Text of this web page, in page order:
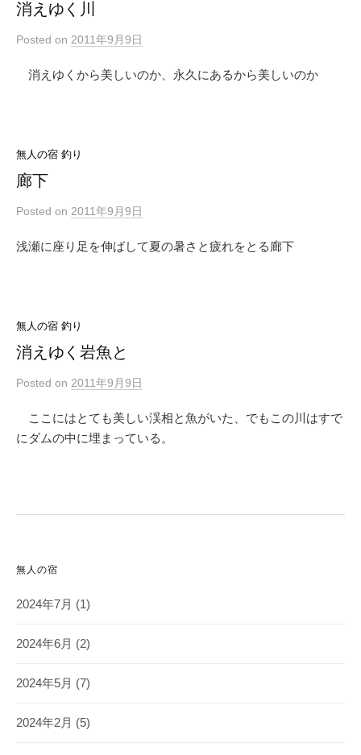
消えゆく川
Posted on 2011年9月9日
消えゆくから美しいのか、永久にあるから美しいのか
無人の宿 釣り
廊下
Posted on 2011年9月9日
浅瀬に座り足を伸ばして夏の暑さと疲れをとる廊下
無人の宿 釣り
消えゆく岩魚と
Posted on 2011年9月9日
ここにはとても美しい渓相と魚がいた、でもこの川はすで
にダムの中に埋まっている。
無人の宿
2024年7月 (1)
2024年6月 (2)
2024年5月 (7)
2024年2月 (5)